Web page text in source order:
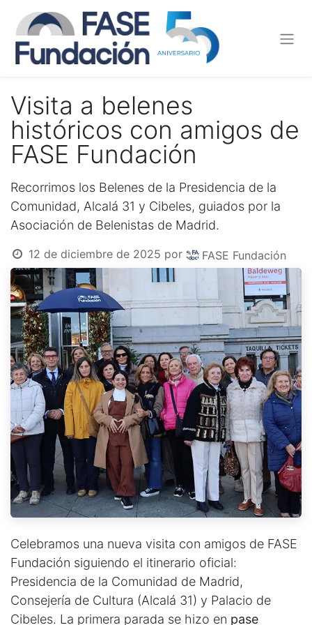
Visita a belenes
históricos con amigos de
FASE Fundación
Recorrimos los Belenes de la Presidencia de la
Comunidad, Alcalá 31 y Cibeles, guiados por la
Asociación de Belenistas de Madrid.
12 de diciembre de 2025 por FASE Fundación
Celebramos una nueva visita con amigos de FASE
Fundación siguiendo el itinerario oficial:
Presidencia de la Comunidad de Madrid,
Consejería de Cultura (Alcalá 31) y Palacio de
Cibeles. La primera parada se hizo en pase